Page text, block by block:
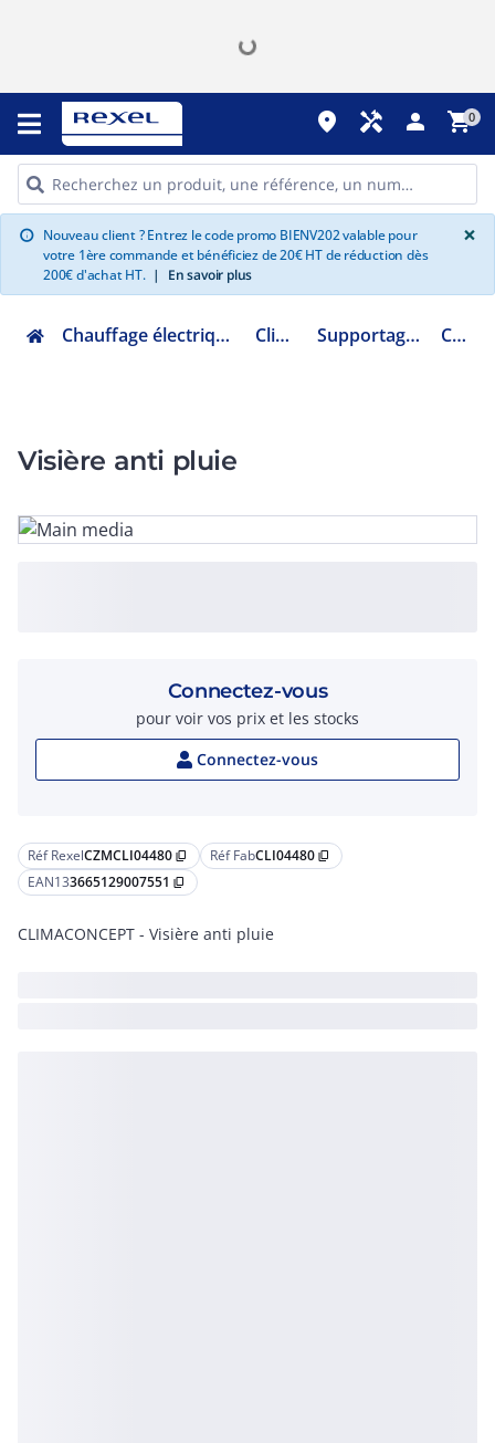
place handyman person shopping_cart0
info Nouveau client ? Entrez le code promo BIENV202 valable pour
votre 1ère commande et bénéficiez de 20€ HT de réduction dès
200€ d'achat HT. | En savoir plus
×
Chauffage électrique climatisation ventilation Climatisation Supportage de climatisation CLI04480
Visière anti pluie
Réf RexelCZMCLI04480 content_copy Réf FabCLI04480 content_copy
EAN133665129007551 content_copy
CLIMACONCEPT - Visière anti pluie
Connectez-vous
pour voir vos prix et les stocks
Connectez-vous